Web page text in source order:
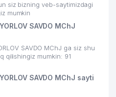
siz bizning veb-saytimizdagi
mumkin
SAVDO MChJ
SAVDO MChJ ga siz shu
qilishingiz mumkin: 91
SAVDO MChJ sayti